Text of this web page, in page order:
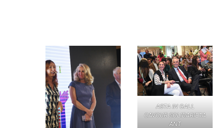
ASTA IN GALL
CAVOUR SOLIDARIETA
ANT